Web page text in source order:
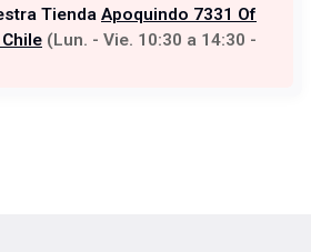
Tienda Apoquindo 7331 Of
(Lun. - Vie. 10:30 a 14:30 -